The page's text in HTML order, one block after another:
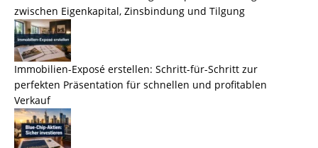
zwischen Eigenkapital, Zinsbindung und Tilgung
Immobilien-Exposé erstellen: Schritt-für-Schritt zur
perfekten Präsentation für schnellen und profitablen
Verkauf